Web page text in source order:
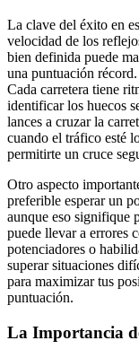
La clave del éxito en
velocidad de los
bien definida puede
una puntuación
Cada carretera tiene
identificar los huecos
lances a cruzar la
cuando el tráfico esté
permitirte un cruce
Otro aspecto
preferible esperar un
aunque eso signifique
puede llevar a errores
potenciadores o
superar situaciones
para maximizar tus
puntuación.
La Importancia